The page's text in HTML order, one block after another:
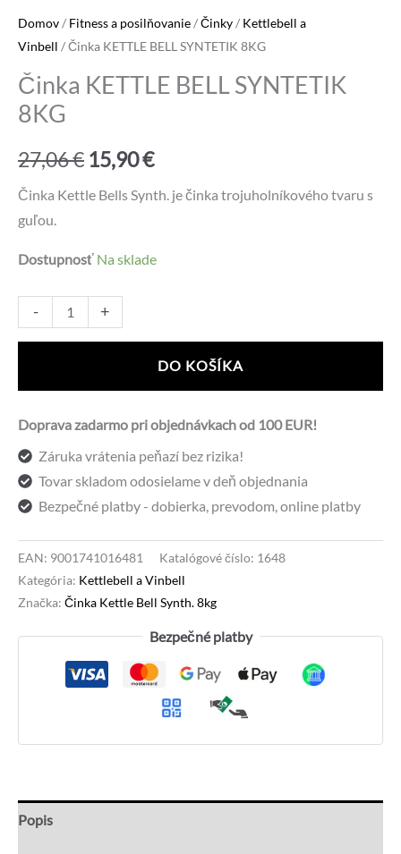
Domov/ Fitness a posilňovanie/Činky/ Kettlebell a
Vinbell / Činka KETTLE BELL SYNTETIK 8KG
Činka KETTLE BELL SYNTETIK
8KG
27,06€ Pôvodná
cena
27,06 €.
15,90€Aktuálna
cena
15,90 €.
Činka Kettle Bells Synth. je činka trojuholníkového tvaru s
guľou.
Dostupnosť Na sklade
-
množstvo
Činka
8KG
+
DO KOŠÍKA
Doprava zadarmo pri objednávkach od 100 EUR!
Záruka vrátenia peňazí bez rizika!
Tovar skladom odosielame v deň objednania
Bezpečné platby - dobierka, prevodom, online platby
EAN: 9001741016481 Katalógové číslo: 1648
Kategória: Kettlebell a Vinbell
Značka: Činka Kettle Bell Synth. 8kg
Bezpečné platby
Popis